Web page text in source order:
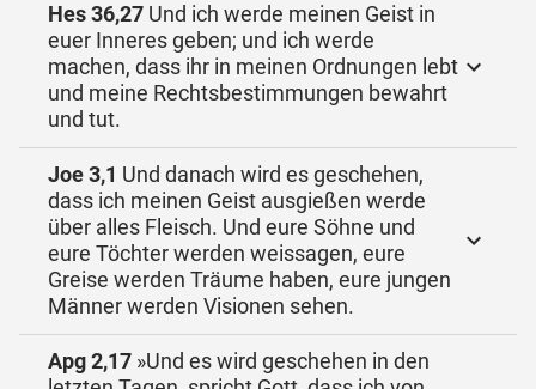
Hes 36,27 Und ich werde meinen Geist in
euer Inneres geben; und ich werde
machen, dass ihr in meinen Ordnungen lebt
und meine Rechtsbestimmungen bewahrt
und tut.
Joe 3,1 Und danach wird es geschehen,
dass ich meinen Geist ausgießen werde
über alles Fleisch. Und eure Söhne und
eure Töchter werden weissagen, eure
Greise werden Träume haben, eure jungen
Männer werden Visionen sehen.
Apg 2,17 »Und es wird geschehen in den